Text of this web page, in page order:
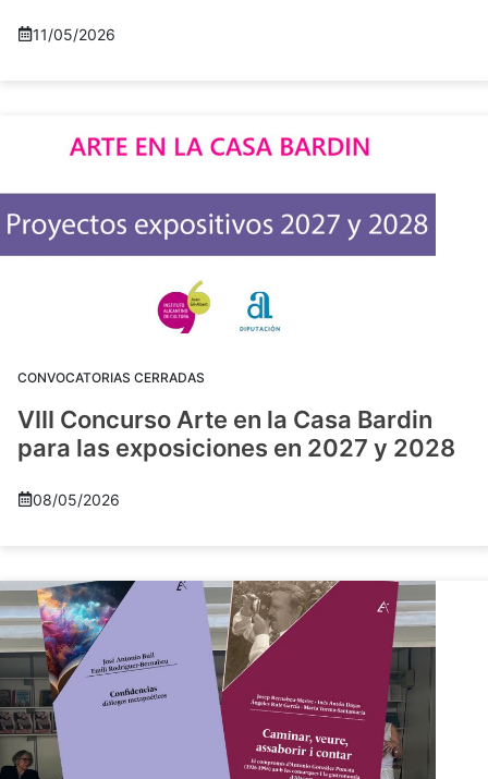
11/05/2026
CONVOCATORIAS CERRADAS
VIII Concurso Arte en la Casa Bardin
para las exposiciones en 2027 y 2028
08/05/2026